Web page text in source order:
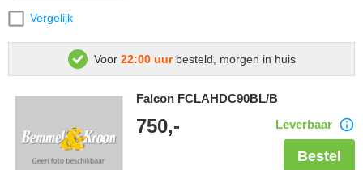
Vergelijk
Voor 22:00 uurbesteld, morgen in huis
Falcon FCLAHDC90BL/B
750,- Leverbaar
Bestel